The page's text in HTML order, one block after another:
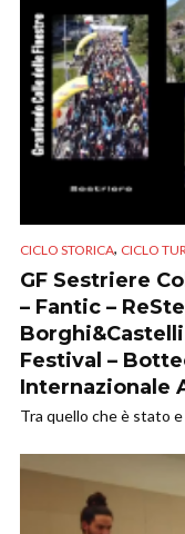
CICLO STORICA, CICLO
GF Sestriere
– Fantic –
Festival –
Internazionale
Tra quello che è stato